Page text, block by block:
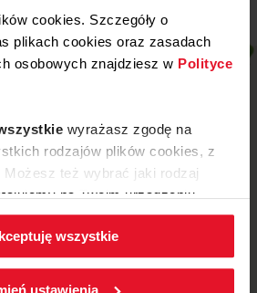
cookies. Szczegóły o
plikach cookies oraz zasadach
osobowych znajdziesz w Polityce
wyrażasz zgodę na
rodzajów plików cookies, z
też wybrać jaki rodzaj
na Twoim urządzeniu,
zmienić wybrane przez Ciebie
wchodząc w zakładkę
wszystkie
ustawienia
52, 64-510 Wronki